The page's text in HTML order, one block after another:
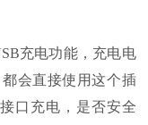
充电功能，充电电
会直接使用这个插
口充电，是否安全